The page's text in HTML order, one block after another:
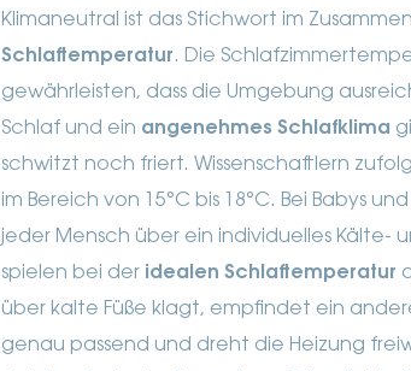
Klimaneutral ist das Stichwort im
Schlaftemperatur. Die
gewährleisten, dass die Umgebung
Schlaf und ein angenehmes Schlafklima
schwitzt noch friert. Wissenschaftlern
im Bereich von 15°C bis 18°C. Bei Babys
jeder Mensch über ein individuelles Kälte-
spielen bei der idealen Schlaftemperatur
über kalte Füße klagt, empfindet ein
genau passend und dreht die Heizung